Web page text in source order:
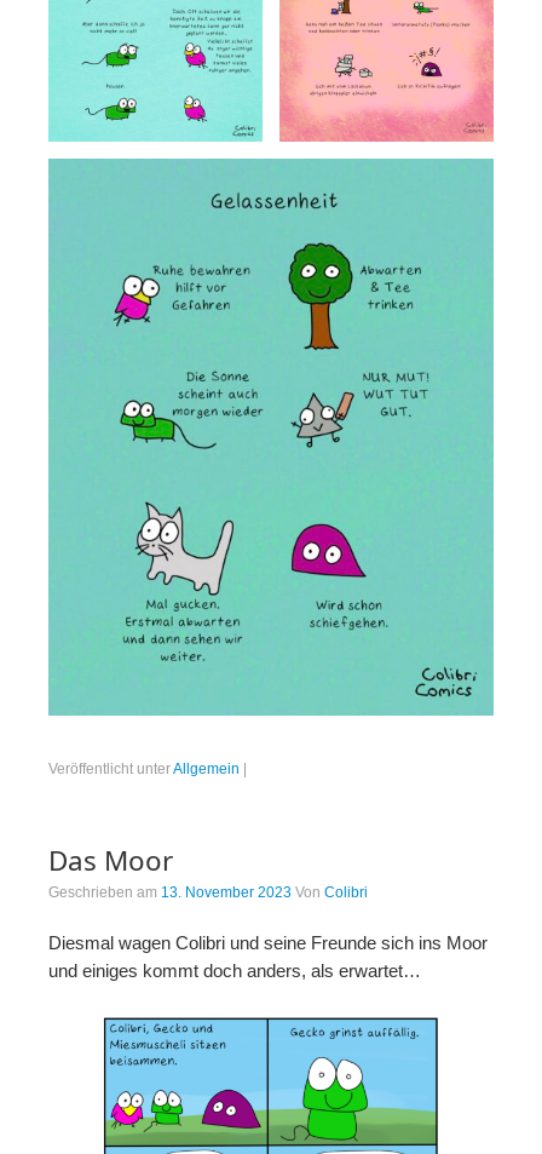
Veröffentlicht unterAllgemein
Das Moor
Geschrieben am 13. November 2023 Von Colibri
Diesmal wagen Colibri und seine Freunde sich ins Moor
und einiges kommt doch anders, als erwartet…